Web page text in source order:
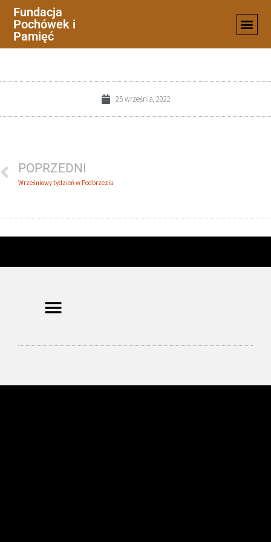
Fundacja
Pochówek i
Pamięć
17
25 września, 2022
POPRZEDNI
Wrześniowy tydzień w Podbrzeziu